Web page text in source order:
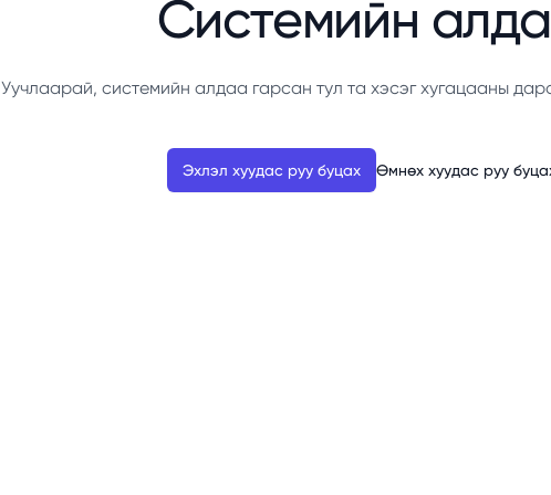
Системийн
Уучлаарай, системийн алдаа гарсан тул та хэсэг хугацааны
Эхлэл хуудас руу буцах Өмнөх хуудас руу